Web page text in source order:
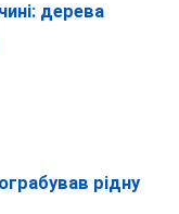
дерева
рідну